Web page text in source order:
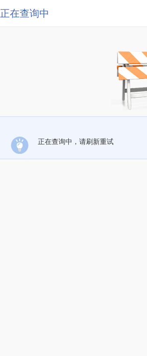
正在查询中
正在查询中，请刷新重试